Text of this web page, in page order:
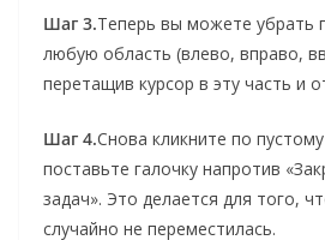
Шаг 3.Теперь вы можете убрать
любую область (влево, вправо,
перетащив курсор в эту часть и
Шаг 4.Снова кликните по
поставьте галочку напротив
задач». Это делается для того,
случайно не переместилась.